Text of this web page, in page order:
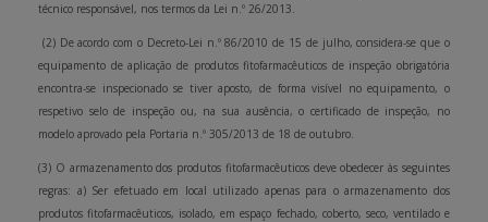
técnico responsável, nos termos da Lei n.º 26/2013.
(2) De acordo com o Decreto-Lei n.º 86/2010 de 15 de julho, considera-se que o
equipamento de aplicação de produtos fitofarmacêuticos de inspeção obrigatória
encontra-se inspecionado se tiver aposto, de forma visível no equipamento, o
respetivo selo de inspeção ou, na sua ausência, o certificado de inspeção, no
modelo aprovado pela Portaria n.º 305/2013 de 18 de outubro.
(3) O armazenamento dos produtos fitofarmacêuticos deve obedecer às seguintes
regras: a) Ser efetuado em local utilizado apenas para o armazenamento dos
produtos fitofarmacêuticos, isolado, em espaço fechado, coberto, seco, ventilado e